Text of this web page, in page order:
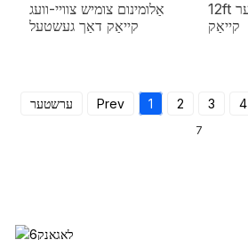
אַלומינום צומיש צוויי-וועג
קייאַק דאַך געשטעל
12ft אַנגלער פישערייַ רודער
קייאַק
ערשטער Prev 1 2 3 4
7